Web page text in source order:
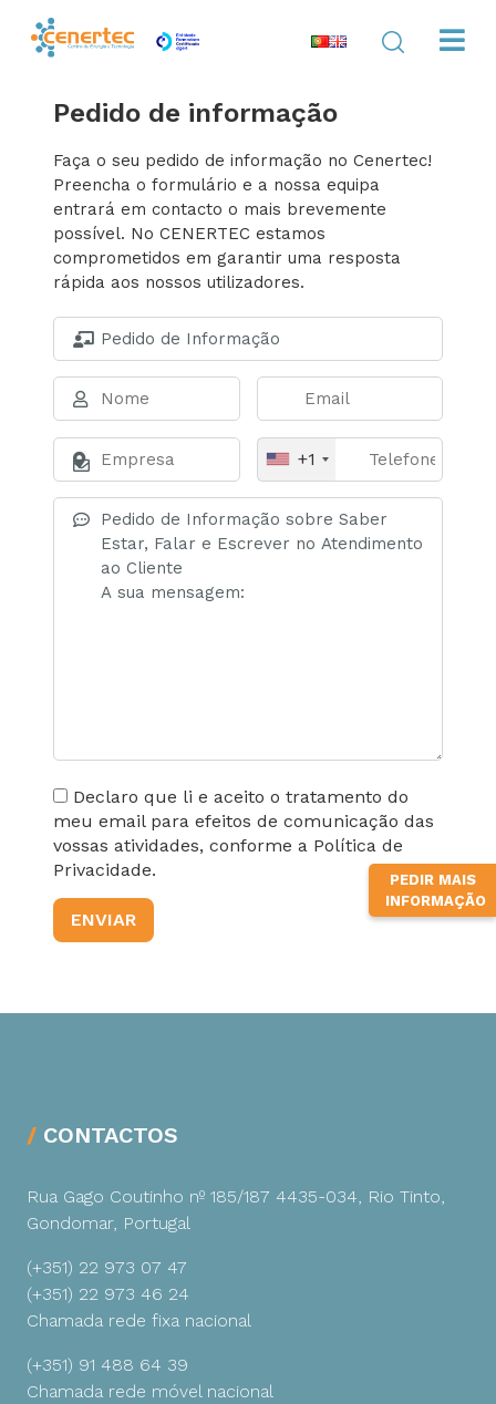
PEDIR MAIS
INFORMAÇÃO
Pedido de informação
Faça o seu pedido de informação no Cenertec!
Preencha o formulário e a nossa equipa
entrará em contacto o mais brevemente
possível. No CENERTEC estamos
comprometidos em garantir uma resposta
rápida aos nossos utilizadores.
+1
Declaro que li e aceito o tratamento do
meu email para efeitos de comunicação das
vossas atividades, conforme a Política de
Privacidade.
CONTACTOS
Rua Gago Coutinho nº 185/187 4435-034, Rio Tinto,
Gondomar, Portugal
(+351) 22 973 07 47
(+351) 22 973 46 24
Chamada rede fixa nacional
(+351) 91 488 64 39
Chamada rede móvel nacional